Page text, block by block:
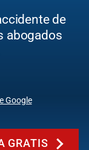
de
abogados
Google
GRATIS